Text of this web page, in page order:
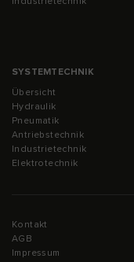
SYSTEMTECHNIK
Übersicht
Hydraulik
Pneumatik
Antriebstechnik
Industrietechnik
Elektrotechnik
Kontakt
AGB
Impressum